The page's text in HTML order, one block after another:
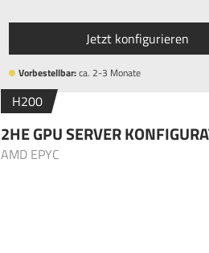
Jetzt konfigurieren
Vorbestellbar:ca. 2-3 Monate
H200
2HE GPU SERVER
AMD EPYC